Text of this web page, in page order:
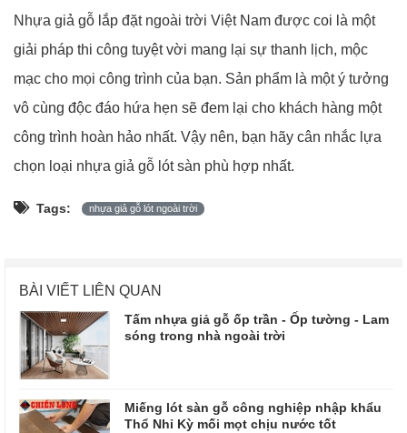
Nhựa giả gỗ lắp đặt ngoài trời Việt Nam được coi là một
giải pháp thi công tuyệt vời mang lại sự thanh lịch, mộc
mạc cho mọi công trình của bạn. Sản phẩm là một ý tưởng
vô cùng độc đáo hứa hẹn sẽ đem lại cho khách hàng một
công trình hoàn hảo nhất. Vậy nên, bạn hãy cân nhắc lựa
chọn loại nhựa giả gỗ lót sàn phù hợp nhất.
Tags: nhựa giả gỗ lót ngoài trời
BÀI VIẾT LIÊN QUAN
Tấm nhựa giả gỗ ốp trần - Ốp tường - Lam
sóng trong nhà ngoài trời
Miếng lót sàn gỗ công nghiệp nhập khẩu
Thổ Nhỉ Kỳ mối mọt chịu nước tốt